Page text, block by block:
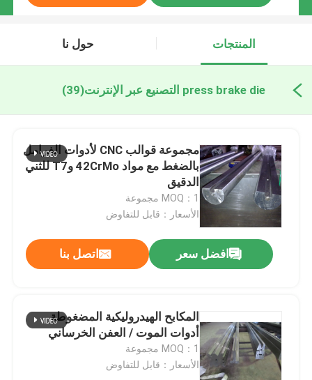
المنتجات حول نا
press brake die التصنيع عبر الإنترنت (39)
مجموعة قوالب CNC لأدوات الفرامل
بالضغط مع مواد 42CrMo وT7 للثني
الدقيق
MOQ：1 مجموعة
الأسعار：قابل للتفاوض
افضل سعر اتصل بنا
المكابح الهيدروليكية المضغوطة
أدوات الموت / العفن الخرساني
MOQ：1 مجموعة
الأسعار：قابل للتفاوض